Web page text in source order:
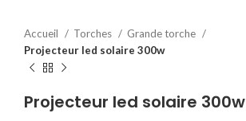
Accueil Torches
Grande torche
Projecteur led solaire 300w
Projecteur led solaire 300w